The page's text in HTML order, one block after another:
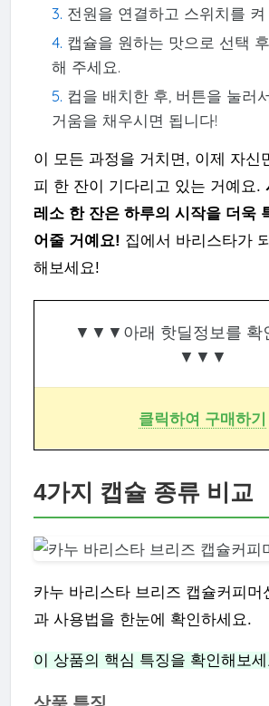
전원을 연결하고 스위치를 켜
캡슐을 원하는 맛으로 선택
해 주세요.
컵을 배치한 후, 버튼을 눌러
거움을 채우시면 됩니다!
이 모든 과정을 거치면, 이제 자신
피 한 잔이 기다리고 있는 거예요.
레소 한 잔은 하루의 시작을 더욱
어줄 거예요! 집에서 바리스타가
해보세요!
▼▼▼아래 핫딜정보를 확
▼▼▼
클릭하여 구매하기
4가지 캡슐 종류 비교
카누 바리스타 브리즈 캡슐커피머
과 사용법을 한눈에 확인하세요.
이 상품의 핵심 특징을 확인해보